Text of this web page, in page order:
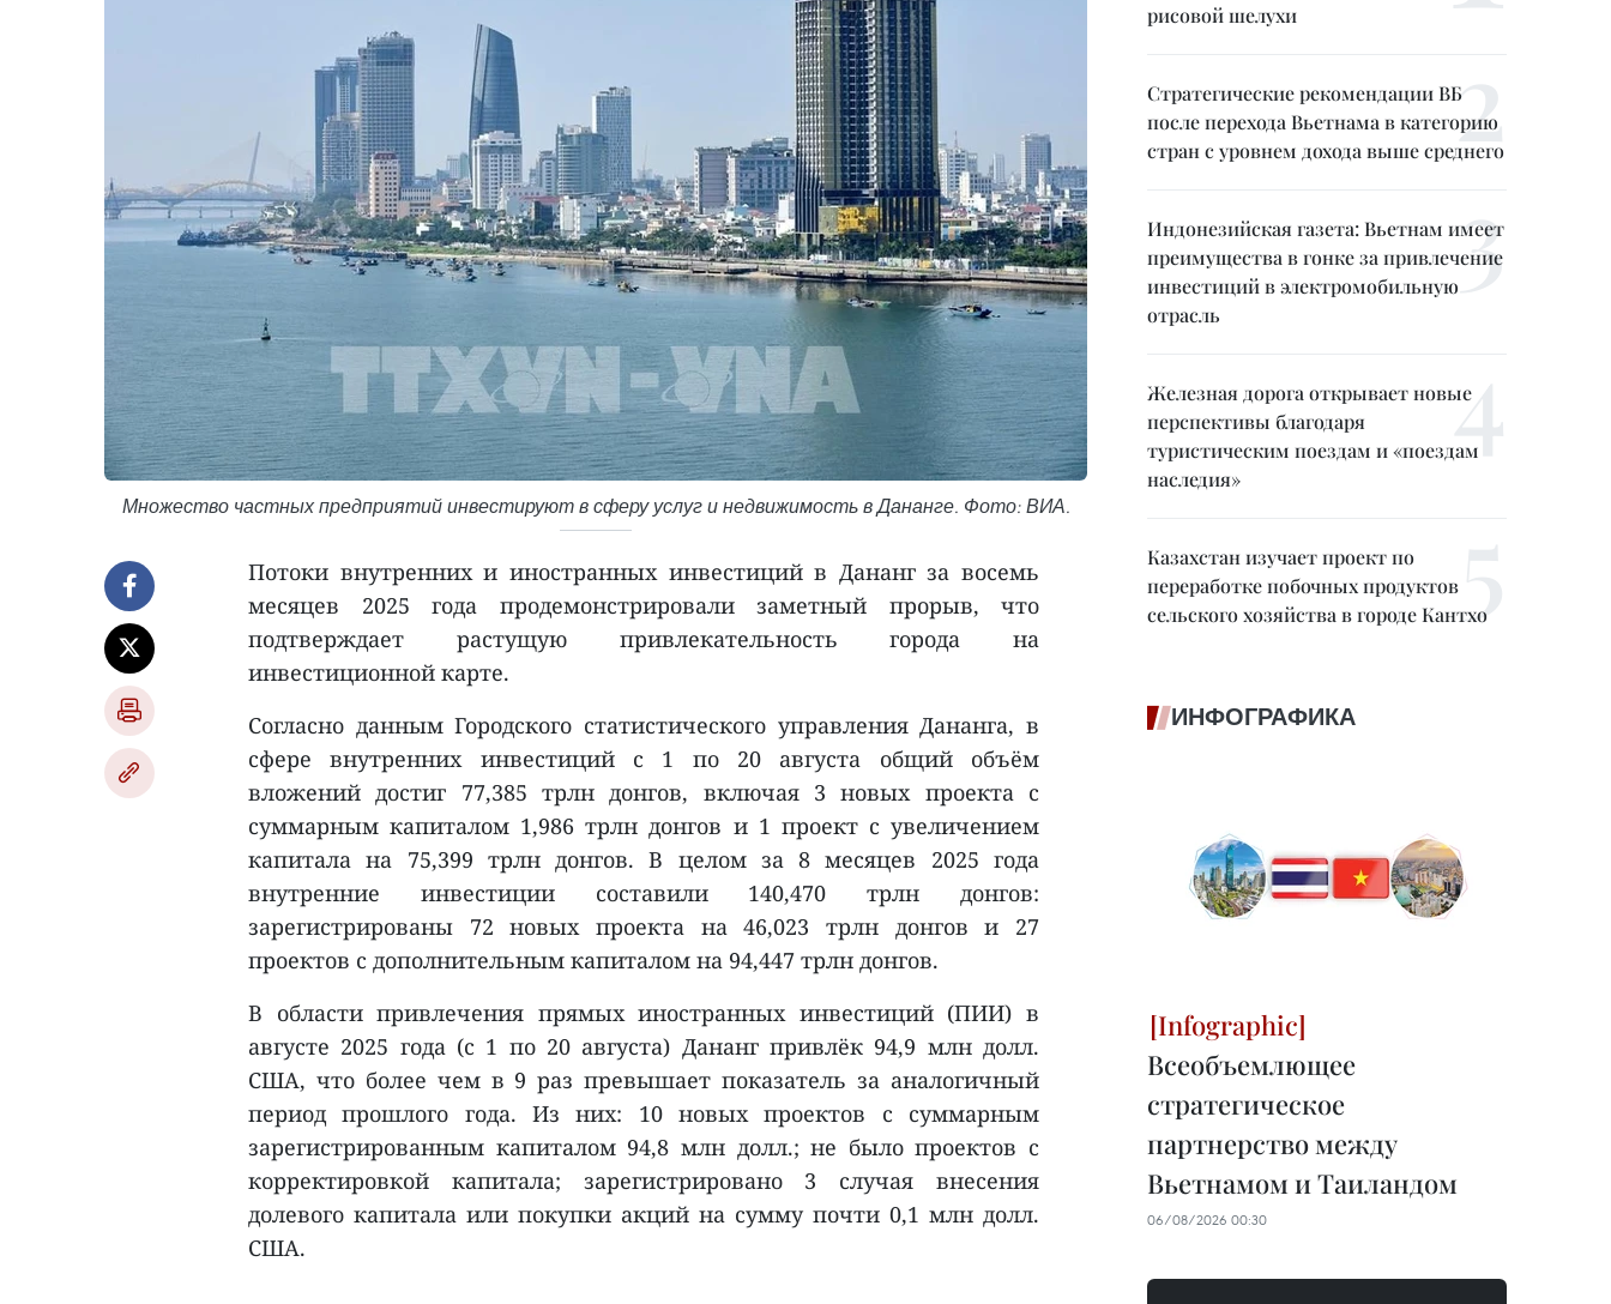
Множество частных предприятий инвестируют в сферу услуг и недвижимость в Дананге. Фото: ВИА.
Потоки внутренних и иностранных инвестиций в Дананг за восемь
месяцев 2025 года продемонстрировали заметный прорыв, что
подтверждает растущую привлекательность города на
инвестиционной карте.
Согласно данным Городского статистического управления Дананга, в
сфере внутренних инвестиций с 1 по 20 августа общий объём
вложений достиг 77,385 трлн донгов, включая 3 новых проекта с
суммарным капиталом 1,986 трлн донгов и 1 проект с увеличением
капитала на 75,399 трлн донгов. В целом за 8 месяцев 2025 года
внутренние инвестиции составили 140,470 трлн донгов:
зарегистрированы 72 новых проекта на 46,023 трлн донгов и 27
проектов с дополнительным капиталом на 94,447 трлн донгов.
В области привлечения прямых иностранных инвестиций (ПИИ) в
августе 2025 года (с 1 по 20 августа) Дананг привлёк 94,9 млн долл.
США, что более чем в 9 раз превышает показатель за аналогичный
период прошлого года. Из них: 10 новых проектов с суммарным
зарегистрированным капиталом 94,8 млн долл.; не было проектов с
корректировкой капитала; зарегистрировано 3 случая внесения
долевого капитала или покупки акций на сумму почти 0,1 млн долл.
США.
рисовой шелухи
Стратегические рекомендации ВБ
после перехода Вьетнама в категорию
стран с уровнем дохода выше среднего
Индонезийская газета: Вьетнам имеет
преимущества в гонке за привлечение
инвестиций в электромобильную
отрасль
Железная дорога открывает новые
перспективы благодаря
туристическим поездам и «поездам
наследия»
Казахстан изучает проект по
переработке побочных продуктов
сельского хозяйства в городе Кантхо
ИНФОГРАФИКА
Всеобъемлющее
стратегическое
партнерство между
Вьетнамом и Таиландом
06/08/2026 00:30